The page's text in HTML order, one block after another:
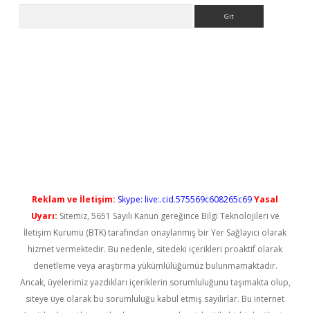
Reklam ve İletişim: Skype: live:.cid.575569c608265c69Yasal
Uyarı: Sitemiz, 5651 Sayılı Kanun gereğince Bilgi Teknolojileri ve
İletişim Kurumu (BTK) tarafından onaylanmış bir Yer Sağlayıcı olarak
hizmet vermektedir. Bu nedenle, sitedeki içerikleri proaktif olarak
denetleme veya araştırma yükümlülüğümüz bulunmamaktadır.
Ancak, üyelerimiz yazdıkları içeriklerin sorumluluğunu taşımakta olup,
siteye üye olarak bu sorumluluğu kabul etmiş sayılırlar. Bu internet